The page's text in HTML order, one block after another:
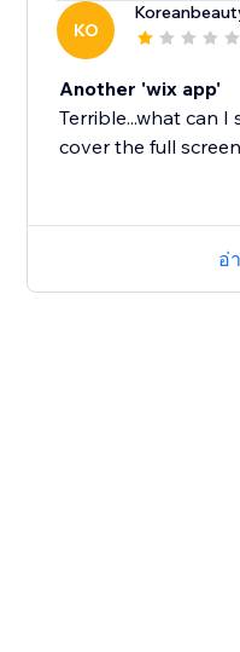
KO
Another 'wix app'
Terrible...what can
cover the full screen
อ่